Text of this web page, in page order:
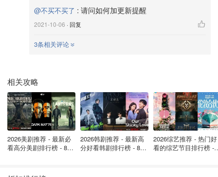
@不买不买了 : 请问如何加更新提醒
2021-10-06 · 回复
3条相关评论
相关攻略
2026美剧推荐 - 最新必
看高分美剧排行榜 - 8月
2026韩剧推荐 - 最新高
分好看韩剧排行榜 - 8月
2026综艺推荐 - 热门好
看的综艺节目排行榜 -